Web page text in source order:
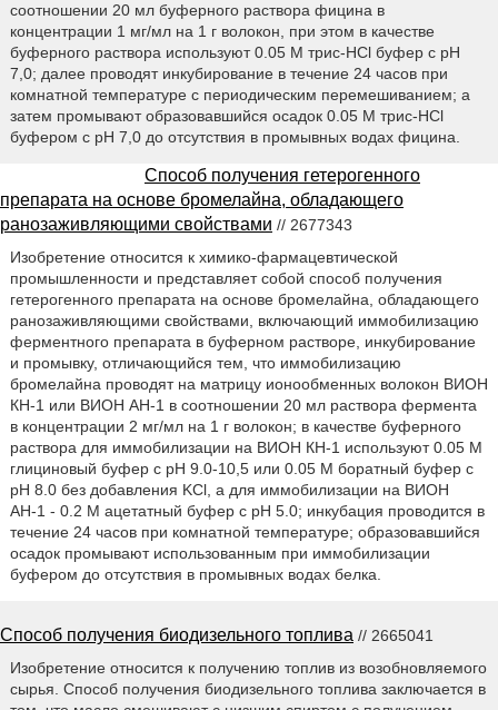
соотношении 20 мл буферного раствора фицина в
концентрации 1 мг/мл на 1 г волокон, при этом в качестве
буферного раствора используют 0.05 М трис-HCl буфер с рН
7,0; далее проводят инкубирование в течение 24 часов при
комнатной температуре с периодическим перемешиванием; а
затем промывают образовавшийся осадок 0.05 М трис-HCl
буфером с рН 7,0 до отсутствия в промывных водах фицина.
Способ получения гетерогенного
препарата на основе бромелайна, обладающего
ранозаживляющими свойствами // 2677343
Изобретение относится к химико-фармацевтической
промышленности и представляет собой способ получения
гетерогенного препарата на основе бромелайна, обладающего
ранозаживляющими свойствами, включающий иммобилизацию
ферментного препарата в буферном растворе, инкубирование
и промывку, отличающийся тем, что иммобилизацию
бромелайна проводят на матрицу ионообменных волокон ВИОН
КН-1 или ВИОН АН-1 в соотношении 20 мл раствора фермента
в концентрации 2 мг/мл на 1 г волокон; в качестве буферного
раствора для иммобилизации на ВИОН КН-1 используют 0.05 М
глициновый буфер с pH 9.0-10,5 или 0.05 М боратный буфер с
pH 8.0 без добавления KCl, а для иммобилизации на ВИОН
АН-1 - 0.2 М ацетатный буфер с pH 5.0; инкубация проводится в
течение 24 часов при комнатной температуре; образовавшийся
осадок промывают использованным при иммобилизации
буфером до отсутствия в промывных водах белка.
Способ получения биодизельного топлива // 2665041
Изобретение относится к получению топлив из возобновляемого
сырья. Способ получения биодизельного топлива заключается в